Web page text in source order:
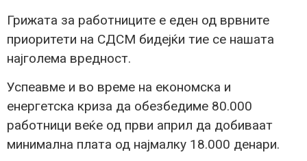
Грижата за работниците е еден од врвните
приоритети на СДСМ бидејќи тие се нашата
најголема вредност.
Успеавме и во време на економска и
енергетска криза да обезбедиме 80.000
работници веќе од први април да добиваат
минимална плата од најмалку 18.000 денари.